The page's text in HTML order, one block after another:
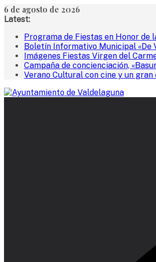
Saltar
al
6 de agosto de 2026
Latest:
Programa de Fiestas en Honor de
Boletín Informativo Municipal «De
Imágenes Fiestas Virgen del
Campaña de concienciación,
Verano Cultural con cine y un